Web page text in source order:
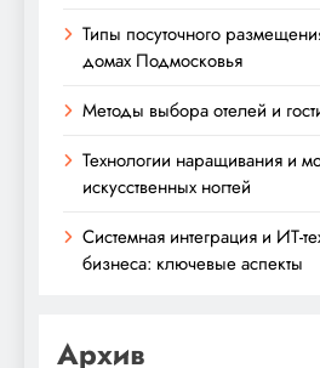
Типы посуточного
домах Подмосковья
Методы выбора отелей и
Технологии наращивания и
искусственных ногтей
Системная интеграция и ИТ-
бизнеса: ключевые аспекты
Архив